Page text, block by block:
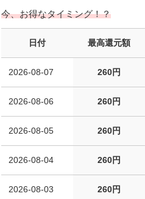
今、お得なタイミング！？
日付 最高還元額
2026-08-07 260円
2026-08-06 260円
2026-08-05 260円
2026-08-04 260円
2026-08-03 260円